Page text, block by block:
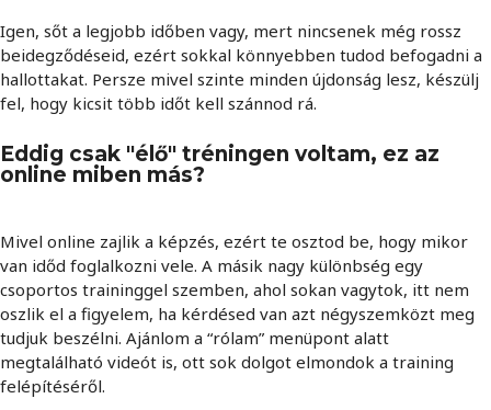
Igen, sőt a legjobb időben vagy, mert nincsenek még rossz
beidegződéseid, ezért sokkal könnyebben tudod befogadni a
hallottakat. Persze mivel szinte minden újdonság lesz, készülj
fel, hogy kicsit több időt kell szánnod rá.
Eddig csak "élő" tréningen voltam, ez az
online miben más?
Mivel online zajlik a képzés, ezért te osztod be, hogy mikor
van időd foglalkozni vele. A másik nagy különbség egy
csoportos traininggel szemben, ahol sokan vagytok, itt nem
oszlik el a figyelem, ha kérdésed van azt négyszemközt meg
tudjuk beszélni. Ajánlom a “rólam” menüpont alatt
megtalálható videót is, ott sok dolgot elmondok a training
felépítéséről.